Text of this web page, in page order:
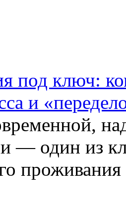
под ключ:
и
— один из
проживания